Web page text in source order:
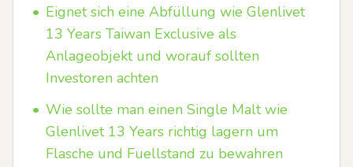
• Eignet sich eine Abfüllung wie Glenlivet
13 Years Taiwan Exclusive als
Anlageobjekt und worauf sollten
Investoren achten
• Wie sollte man einen Single Malt wie
Glenlivet 13 Years richtig lagern um
Flasche und Fuellstand zu bewahren